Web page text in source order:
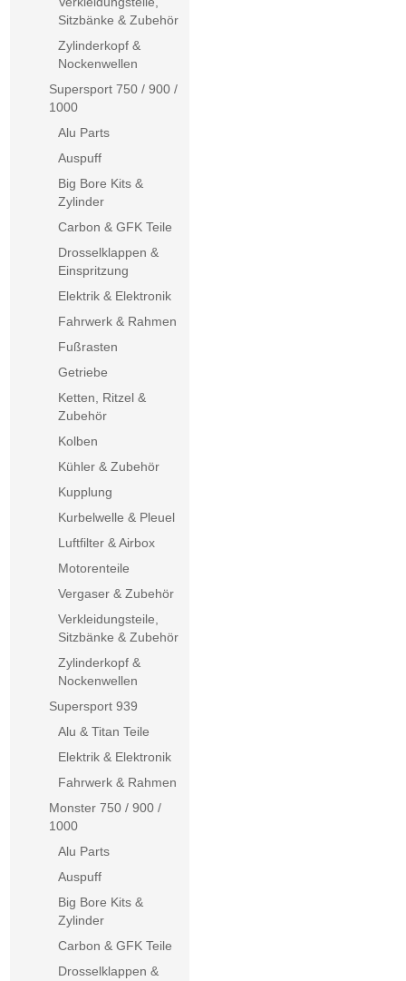
Sitzbänke & Zubehör
Zylinderkopf &
Nockenwellen
Supersport 750 / 900 /
1000
Alu Parts
Auspuff
Big Bore Kits &
Zylinder
Carbon & GFK Teile
Drosselklappen &
Einspritzung
Elektrik & Elektronik
Fahrwerk & Rahmen
Fußrasten
Getriebe
Ketten, Ritzel &
Zubehör
Kolben
Kühler & Zubehör
Kupplung
Kurbelwelle & Pleuel
Luftfilter & Airbox
Motorenteile
Vergaser & Zubehör
Verkleidungsteile,
Sitzbänke & Zubehör
Zylinderkopf &
Nockenwellen
Supersport 939
Alu & Titan Teile
Elektrik & Elektronik
Fahrwerk & Rahmen
Monster 750 / 900 /
1000
Alu Parts
Auspuff
Big Bore Kits &
Zylinder
Carbon & GFK Teile
Drosselklappen &